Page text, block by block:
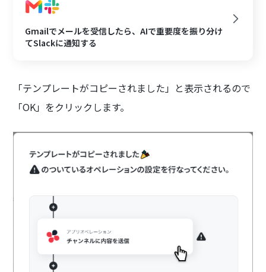
Gmailでメールを受信したら、AIで重要度を振り分け
てSlackに通知する
「テンプレートがコピーされました」と表示されるので
「OK」をクリックします。